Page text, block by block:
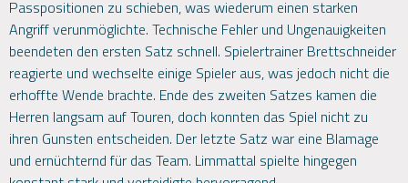
Passpositionen zu schieben, was wiederum einen starken
Angriff verunmöglichte. Technische Fehler und Ungenauigkeiten
beendeten den ersten Satz schnell. Spielertrainer Brettschneider
reagierte und wechselte einige Spieler aus, was jedoch nicht die
erhoffte Wende brachte. Ende des zweiten Satzes kamen die
Herren langsam auf Touren, doch konnten das Spiel nicht zu
ihren Gunsten entscheiden. Der letzte Satz war eine Blamage
und ernüchternd für das Team. Limmattal spielte hingegen